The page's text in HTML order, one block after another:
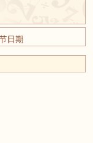
日期